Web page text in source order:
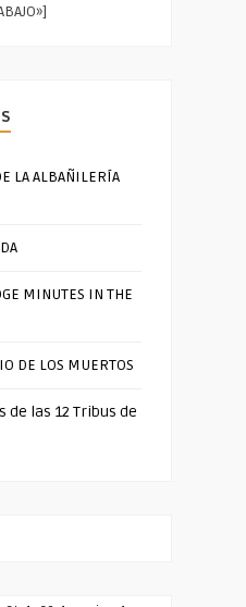
LA ALBAÑILERÍA
MINUTES IN THE
DE LOS MUERTOS
de las 12 Tribus de